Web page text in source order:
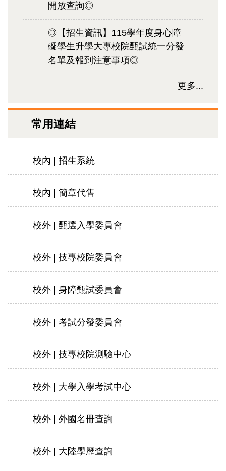
開放查詢◎
◎【招生資訊】115學年度身心障
礙學生升學大專校院甄試統一分發
名單及報到注意事項◎
更多...
常用連結
校內 | 招生系統
校內 | 簡章代售
校外 | 甄選入學委員會
校外 | 技專校院委員會
校外 | 身障甄試委員會
校外 | 考試分發委員會
校外 | 技專校院測驗中心
校外 | 大學入學考試中心
校外 | 外國名冊查詢
校外 | 大陸學歷查詢